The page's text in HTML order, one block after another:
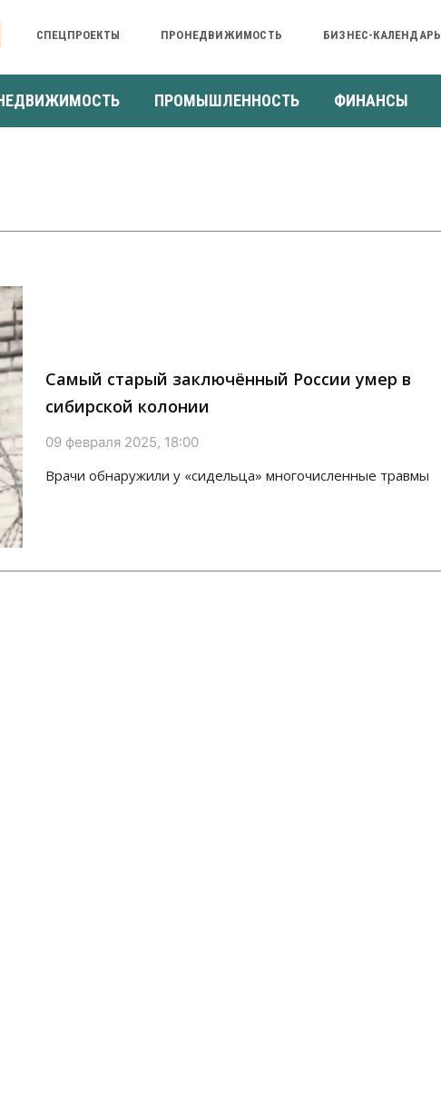
СПЕЦПРОЕКТЫ ПРОНЕДВИЖИМОСТЬ БИЗНЕС-КАЛЕНДАРЬ
ПРОМЫШЛЕННОСТЬ ФИНАНСЫ
Самый старый заключённый России умер в
сибирской колонии
09 февраля 2025, 18:00
Врачи обнаружили у «сидельца» многочисленные травмы